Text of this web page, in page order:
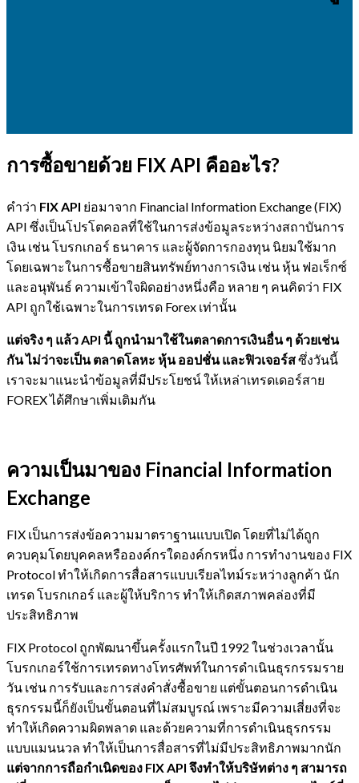
การซื้อขายด้วย FIX API คืออะไร?
คำว่า FIX API ย่อมาจาก Financial Information Exchange (FIX)
API ซึ่งเป็นโปรโตคอลที่ใช้ในการส่งข้อมูลระหว่างสถาบันการ
เงิน เช่น โบรกเกอร์ ธนาคาร และผู้จัดการกองทุน นิยมใช้มาก
โดยเฉพาะในการซื้อขายสินทรัพย์ทางการเงิน เช่น หุ้น ฟอเร็กซ์
และอนุพันธ์ ความเข้าใจผิดอย่างหนึ่งคือ หลาย ๆ คนคิดว่า FIX
API ถูกใช้เฉพาะในการเทรด Forex เท่านั้น
แต่จริง ๆ แล้ว API นี้ ถูกนำมาใช้ในตลาดการเงินอื่น ๆ ด้วยเช่น
กัน ไม่ว่าจะเป็น ตลาดโลหะ หุ้น ออปชั่น และฟิวเจอร์สซึ่งวันนี้
เราจะมาแนะนำข้อมูลที่มีประโยชน์ ให้เหล่าเทรดเดอร์สาย
FOREX ได้ศึกษาเพิ่มเติมกัน
ความเป็นมาของ Financial Information
Exchange
FIX เป็นการส่งข้อความมาตราฐานแบบเปิด โดยที่ไม่ได้ถูก
ควบคุมโดยบุคคลหรือองค์กรใดองค์กรหนึ่ง การทำงานของ FIX
Protocol ทำให้เกิดการสื่อสารแบบเรียลไทม์ระหว่างลูกค้า นัก
เทรด โบรกเกอร์ และผู้ให้บริการ ทำให้เกิดสภาพคล่องที่มี
ประสิทธิภาพ
FIX Protocol ถูกพัฒนาขึ้นครั้งแรกในปี 1992 ในช่วงเวลานั้น
โบรกเกอร์ใช้การเทรดทางโทรศัพท์ในการดำเนินธุรกรรมราย
วัน เช่น การรับและการส่งคำสั่งซื้อขาย แต่ขั้นตอนการดำเนิน
ธุรกรรมนี้ก็ยังเป็นขั้นตอนที่ไม่สมบูรณ์ เพราะมีความเสี่ยงที่จะ
ทำให้เกิดความผิดพลาด และด้วยความที่การดำเนินธุรกรรม
แบบแมนนวล ทำให้เป็นการสื่อสารที่ไม่มีประสิทธิภาพมากนัก
แต่จากการถือกำเนิดของ FIX API จึงทำให้บริษัทต่าง ๆ สามารถ